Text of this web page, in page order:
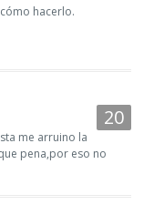
hacerlo.
me arruino la
pena,por eso no